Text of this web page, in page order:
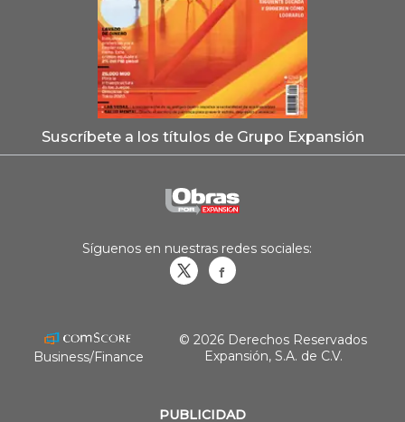
Suscríbete a los títulos de Grupo Expansión
PUBLICIDAD
Síguenos en nuestras redes sociales:
Business/Finance
© 2026 Derechos Reservados
Expansión, S.A. de C.V.